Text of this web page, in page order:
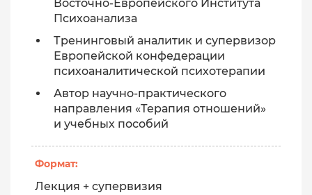
Восточно-Европейского Института
Психоанализа
Тренинговый аналитик и супервизор
Европейской конфедерации
психоаналитической психотерапии
Автор научно-практического
направления «Терапия отношений»
и учебных пособий
Формат:
Лекция + супервизия